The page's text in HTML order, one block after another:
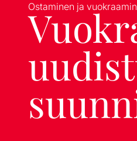
Ostaminen ja